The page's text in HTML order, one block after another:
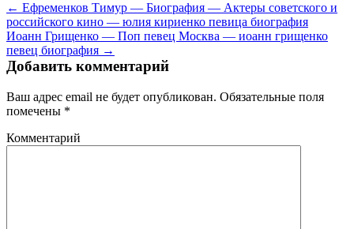
← Ефременков Тимур — Биография — Актеры советского и
российского кино — юлия кириенко певица биография
Иоанн Грищенко — Поп певец Москва — иоанн грищенко
певец биография →
Добавить комментарий
Ваш адрес email не будет опубликован. Обязательные поля
помечены *
Комментарий